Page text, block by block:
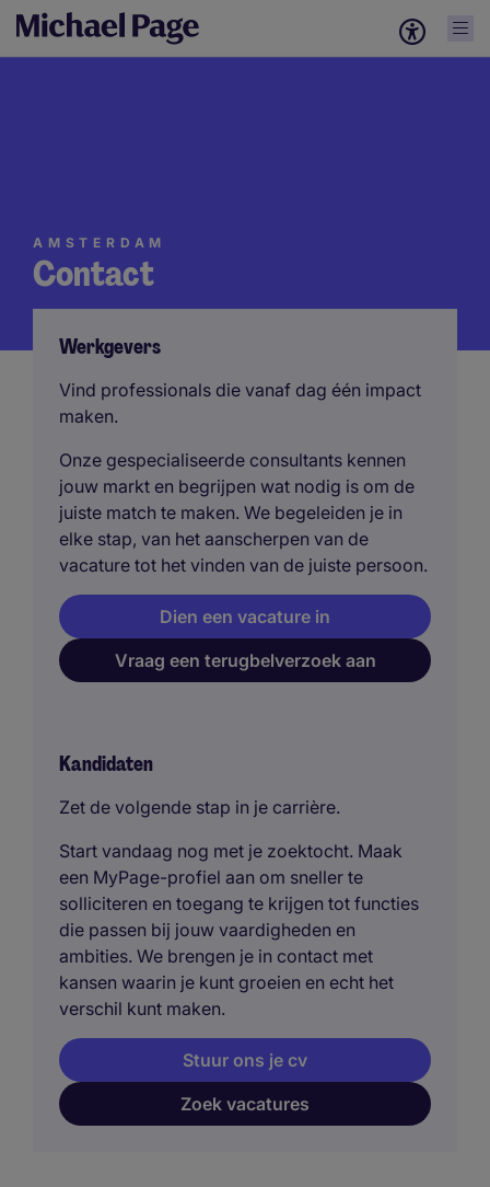
Contact
AMSTERDAM
Werkgevers
Vind professionals die vanaf dag één impact
maken.
Onze gespecialiseerde consultants kennen
jouw markt en begrijpen wat nodig is om de
juiste match te maken. We begeleiden je in
elke stap, van het aanscherpen van de
vacature tot het vinden van de juiste persoon.
Vraag een terugbelverzoek aan
Dien een vacature in
Kandidaten
Zet de volgende stap in je carrière.
Start vandaag nog met je zoektocht. Maak
een MyPage-profiel aan om sneller te
solliciteren en toegang te krijgen tot functies
die passen bij jouw vaardigheden en
ambities. We brengen je in contact met
kansen waarin je kunt groeien en echt het
verschil kunt maken.
Zoek vacatures
Stuur ons je cv